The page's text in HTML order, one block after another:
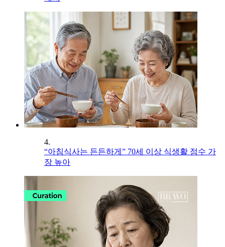
4.
“아침식사는 든든하게” 70세 이상 식생활 점수 가
장 높아